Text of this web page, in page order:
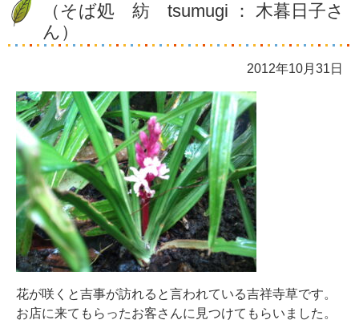
（そば処 紡 tsumugi ： 木暮日子さ
ん）
2012年10月31日
花が咲くと吉事が訪れると言われている吉祥寺草です。
お店に来てもらったお客さんに見つけてもらいました。